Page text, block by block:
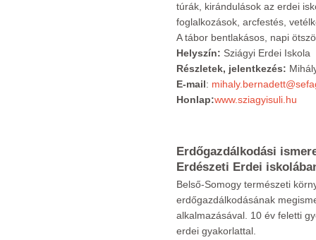
túrák, kirándulások az erdei
foglalkozások, arcfestés,
A tábor bentlakásos, napi
Helyszín: Sziágyi Erdei Iskola
Részletek, jelentkezés:
E-mail:
Honlap:www.sziagyisuli.hu
Erdőgazdálkodási
Erdészeti Erdei
Belső-Somogy természeti
erdőgazdálkodásának
alkalmazásával. 10 év feletti
erdei gyakorlattal.